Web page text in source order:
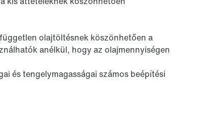
olajtöltésnek köszönhetően a
anélkül, hogy az olajmennyiségen
és tengelymagasságai számos beépítési